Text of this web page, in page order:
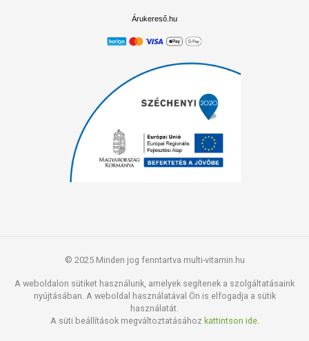
: Lásd a csomagoláson feltüntetett időpontot.
: BioTech USA Kft.
Az oldalunkon lévő adatokat folyamatosan frissítjük, törekszünk arra,
hogy naprakészek legyenek. Szeretnénk felhívni azonban a figyelmet,
hogy ennek ellenére a webshopon szereplő adatok (beleértve a
termékfotókat, tápérték-, összetétel-, és allergén információkat is) csak
tájékoztató jellegűek, a tényleges értékek eltérhetnek az élelmiszerek
természetéből adódóan. A friss, aktuális információkat a termékek
csomagolásán találják meg.
Árukereső.hu
© 2025 Minden jog fenntartva multi-vitamin.hu
A weboldalon sütiket használunk, amelyek segítenek a szolgáltatásaink
nyújtásában. A weboldal használatával Ön is elfogadja a sütik
használatát.
A süti beállítások megváltoztatásához kattintson ide.